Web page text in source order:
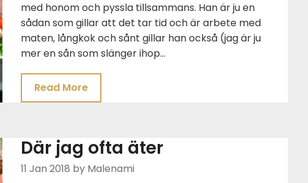
med honom och pyssla tillsammans. Han är ju en
sådan som gillar att det tar tid och är arbete med
maten, långkok och sånt gillar han också (jag är ju
mer en sån som slänger ihop…
Read More
Där jag ofta äter
11 Jan 2018 by Malenami